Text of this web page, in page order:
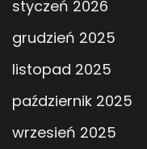
styczeń 2026
grudzień 2025
listopad 2025
październik 2025
wrzesień 2025